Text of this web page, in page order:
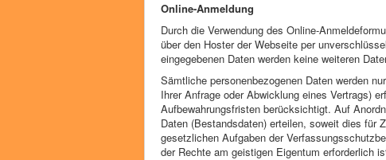
Online-Anmeldung
Durch die Verwendung des Online-
über den Hoster der Webseite per
eingegebenen Daten werden keine weiteren
Sämtliche personenbezogenen Daten werden
Ihrer Anfrage oder Abwicklung eines Vertrags)
Aufbewahrungsfristen berücksichtigt. Auf
Daten (Bestandsdaten) erteilen, soweit dies für
gesetzlichen Aufgaben der
der Rechte am geistigen Eigentum erforderlich